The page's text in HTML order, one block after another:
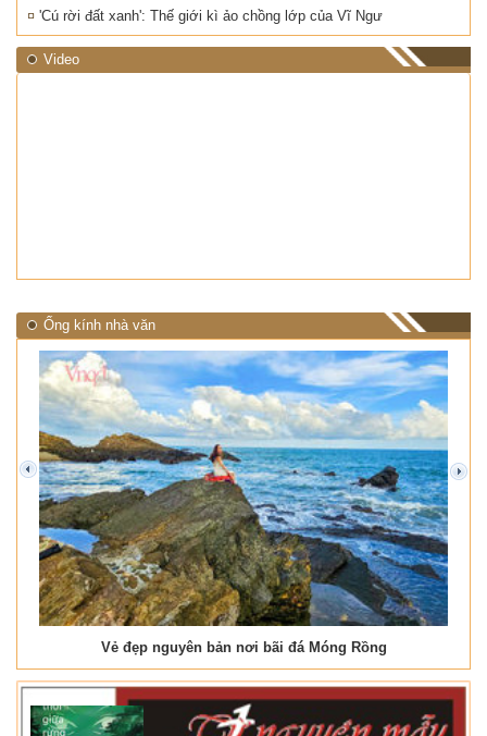
'Cú rời đất xanh': Thế giới kì ảo chồng lớp của Vĩ Ngư
Video
Ống kính nhà văn
Vẻ đẹp nguyên bản nơi bãi đá Móng Rồng
prev next